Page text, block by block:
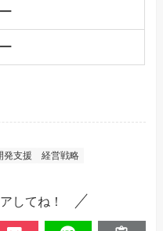
ー
ー
発支援 経営戦略
してね！